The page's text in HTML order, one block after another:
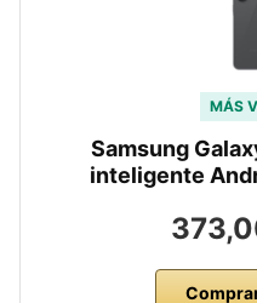
MÁS
Samsung
inteligente